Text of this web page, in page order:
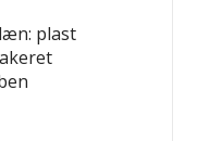
plast